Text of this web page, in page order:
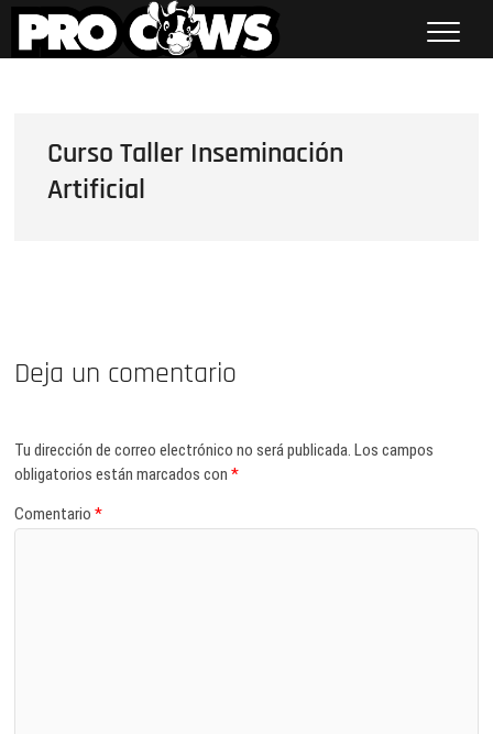
Saltar
contenido
Curso Taller Inseminación
Artificial
Deja un comentario
Tu dirección de correo electrónico no será publicada. Los campos
obligatorios están marcados con*
Comentario*